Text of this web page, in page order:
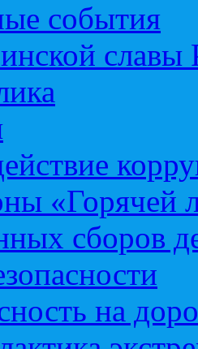
события
славы
«Горячей
сборов
на